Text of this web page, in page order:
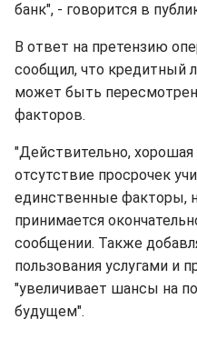
банк", - говорится в
В ответ на претензию
сообщил, что кредитный
может быть
факторов.
"Действительно,
отсутствие просрочек
единственные факторы,
принимается
сообщении. Также
пользования услугами и
"увеличивает шансы на
будущем".